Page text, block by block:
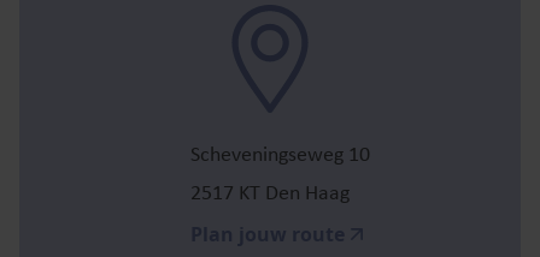
Scheveningseweg 10
2517 KT Den Haag